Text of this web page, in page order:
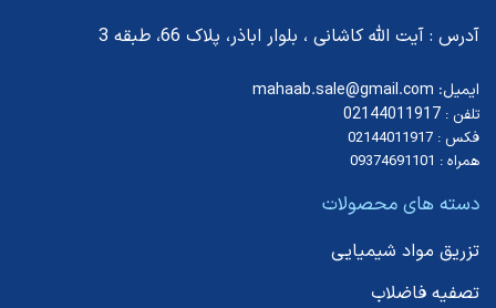
آدرس : آیت الله کاشانی ، بلوار اباذر، پلاک 66، طبقه 3
ایمیل: mahaab.sale@gmail.com
تلفن : 02144011917
فکس : 02144011917
همراه : 09374691101
دسته های محصولات
تزریق مواد شیمیایی
تصفیه فاضلاب